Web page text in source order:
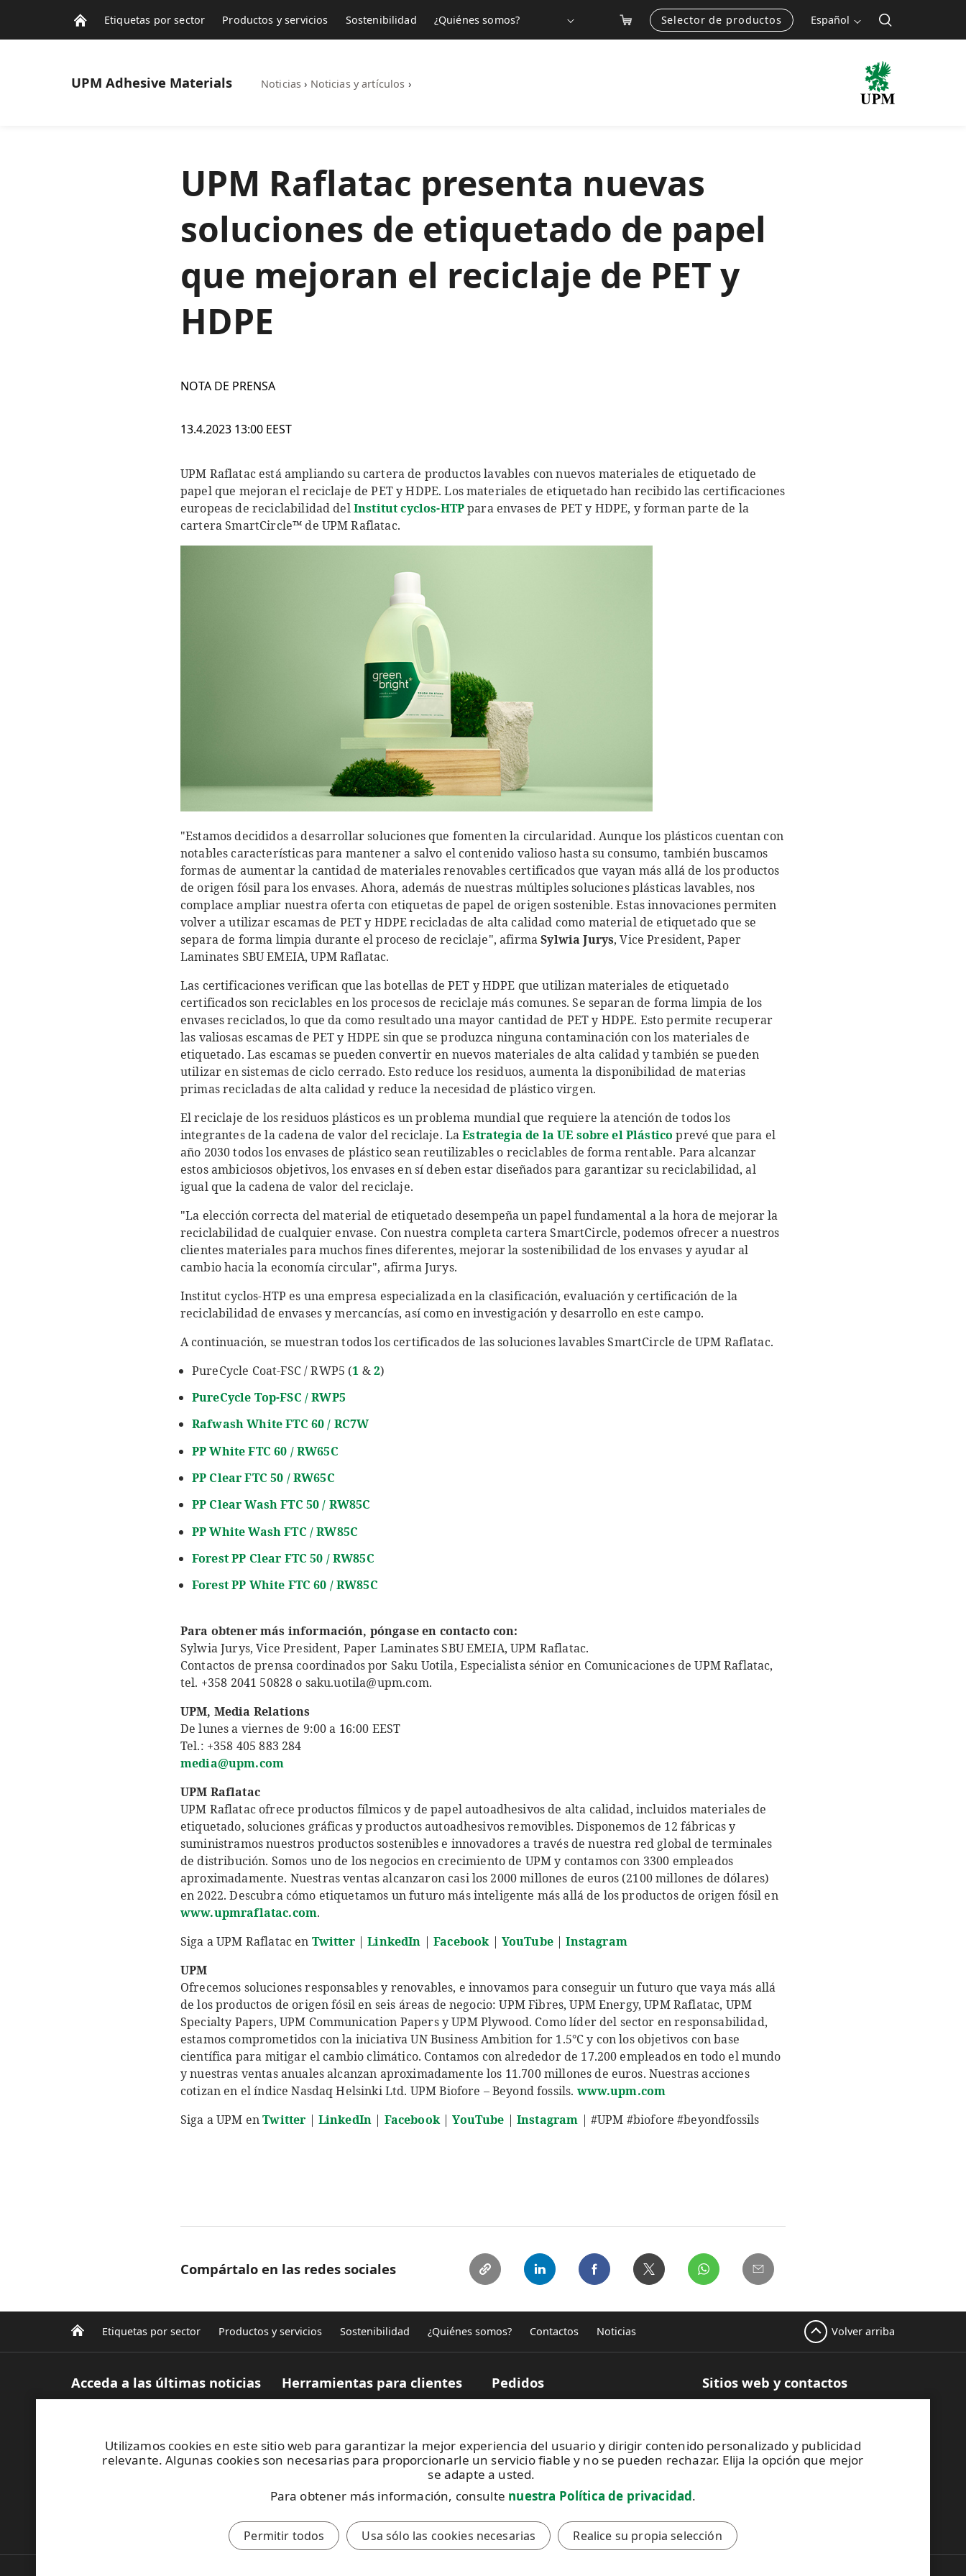
Selector de productos Español
Etiquetas por sector Productos y servicios Sostenibilidad ¿Quiénes somos?
UPM Adhesive Materials Noticias › Noticias y artículos ›
UPM Raflatac presenta nuevas
soluciones de etiquetado de papel
que mejoran el reciclaje de PET y
HDPE
NOTA DE PRENSA
13.4.2023 13:00 EEST
UPM Raflatac está ampliando su cartera de productos lavables con nuevos materiales de etiquetado de
papel que mejoran el reciclaje de PET y HDPE. Los materiales de etiquetado han recibido las certificaciones
europeas de reciclabilidad delInstitut cyclos-HTPpara envases de PET y HDPE, y forman parte de la
cartera SmartCircle™ de UPM Raflatac.
"Estamos decididos a desarrollar soluciones que fomenten la circularidad. Aunque los plásticos cuentan con
notables características para mantener a salvo el contenido valioso hasta su consumo, también buscamos
formas de aumentar la cantidad de materiales renovables certificados que vayan más allá de los productos
de origen fósil para los envases. Ahora, además de nuestras múltiples soluciones plásticas lavables, nos
complace ampliar nuestra oferta con etiquetas de papel de origen sostenible. Estas innovaciones permiten
volver a utilizar escamas de PET y HDPE recicladas de alta calidad como material de etiquetado que se
separa de forma limpia durante el proceso de reciclaje", afirmaSylwia Jurys, Vice President, Paper
Laminates SBU EMEIA, UPM Raflatac.
Las certificaciones verifican que las botellas de PET y HDPE que utilizan materiales de etiquetado
certificados son reciclables en los procesos de reciclaje más comunes. Se separan de forma limpia de los
envases reciclados, lo que da como resultado una mayor cantidad de PET y HDPE. Esto permite recuperar
las valiosas escamas de PET y HDPE sin que se produzca ninguna contaminación con los materiales de
etiquetado. Las escamas se pueden convertir en nuevos materiales de alta calidad y también se pueden
utilizar en sistemas de ciclo cerrado. Esto reduce los residuos, aumenta la disponibilidad de materias
primas recicladas de alta calidad y reduce la necesidad de plástico virgen.
El reciclaje de los residuos plásticos es un problema mundial que requiere la atención de todos los
integrantes de la cadena de valor del reciclaje. LaEstrategia de la UE sobre el Plástico prevé que para el
año 2030 todos los envases de plástico sean reutilizables o reciclables de forma rentable. Para alcanzar
estos ambiciosos objetivos, los envases en sí deben estar diseñados para garantizar su reciclabilidad, al
igual que la cadena de valor del reciclaje.
"La elección correcta del material de etiquetado desempeña un papel fundamental a la hora de mejorar la
reciclabilidad de cualquier envase. Con nuestra completa cartera SmartCircle, podemos ofrecer a nuestros
clientes materiales para muchos fines diferentes, mejorar la sostenibilidad de los envases y ayudar al
cambio hacia la economía circular", afirma Jurys.
Institut cyclos-HTP es una empresa especializada en la clasificación, evaluación y certificación de la
reciclabilidad de envases y mercancías, así como en investigación y desarrollo en este campo.
A continuación, se muestran todos los certificados de las soluciones lavables SmartCircle de UPM Raflatac.
PureCycle Coat-FSC / RWP5 (1 &2)
PureCycle Top-FSC / RWP5
RafwashWhite FTC 60 / RC7W
PP White FTC 60 / RW65C
PP Clear FTC 50 / RW65C
PP Clear Wash FTC 50 / RW85C
PPWhite WashFTC / RW85C
Forest PP Clear FTC 50 / RW85C
Forest PP White FTC 60 / RW85C
Para obtener más información, póngase en contacto con:
Sylwia Jurys, Vice President, Paper Laminates SBU EMEIA, UPM Raflatac.
Contactos de prensa coordinados por Saku Uotila, Especialista sénior en Comunicaciones de UPM Raflatac,
tel. +358 2041 50828 o saku.uotila@upm.com.
UPM, Media Relations
De lunes a viernes de 9:00 a 16:00 EEST
Tel.: +358 405 883 284
media@upm.com
UPM Raflatac
UPM Raflatac ofrece productos fílmicos y de papel autoadhesivos de alta calidad, incluidos materiales de
etiquetado, soluciones gráficas y productos autoadhesivos removibles. Disponemos de 12 fábricas y
suministramos nuestros productos sostenibles e innovadores a través de nuestra red global de terminales
de distribución. Somos uno de los negocios en crecimiento de UPM y contamos con 3300 empleados
aproximadamente. Nuestras ventas alcanzaron casi los 2000 millones de euros (2100 millones de dólares)
en 2022. Descubra cómo etiquetamos un futuro más inteligente más allá de los productos de origen fósil en
www.upmraflatac.com.
Siga a UPM Raflatac en Twitter|LinkedIn |Facebook| YouTube|Instagram
UPM
Ofrecemos soluciones responsables y renovables, e innovamos para conseguir un futuro que vaya más allá
de los productos de origen fósil en seis áreas de negocio: UPM Fibres, UPM Energy, UPM Raflatac, UPM
Specialty Papers, UPM Communication Papers y UPM Plywood. Como líder del sector en responsabilidad,
estamos comprometidos con la iniciativa UN Business Ambition for 1.5°C y con los objetivos con base
científica para mitigar el cambio climático. Contamos con alrededor de 17.200 empleados en todo el mundo
y nuestras ventas anuales alcanzan aproximadamente los 11.700 millones de euros. Nuestras acciones
cotizan en el índice Nasdaq Helsinki Ltd. UPM Biofore – Beyond fossils. www.upm.com
Siga a UPM enTwitter | LinkedIn | Facebook|YouTube | Instagram | #UPM #biofore #beyondfossils
Compártalo en las redes sociales
Utilizamos cookies en este sitio web para garantizar la mejor experiencia del usuario y dirigir contenido personalizado y publicidad
relevante. Algunas cookies son necesarias para proporcionarle un servicio fiable y no se pueden rechazar. Elija la opción que mejor
se adapte a usted.
Para obtener más información, consulte nuestra Política de privacidad.
Permitir todos Usa sólo las cookies necesarias Realice su propia selección
Etiquetas por sector Productos y servicios Sostenibilidad ¿Quiénes somos? Contactos Noticias Volver arriba
Acceda a las últimas noticias
Artículos (en Inglés)
Casos prácticos
Banco de imágenes
Herramientas para clientes
Calculadora de eficiencia
Buscador de materiales para
impresión digital
Pedidos
Dónde comprar hojas gráficas
autoadhesivas
Términos y condiciones
Póngase en contacto con nosotros
Sitios web y contactos
UPM Raflatac Industrial Removables
Contactos
Este sitio está protegido por reCAPTCHA y se aplican la Política de privacidady losTérminos de serviciode Google. Código de Conducta de UPM